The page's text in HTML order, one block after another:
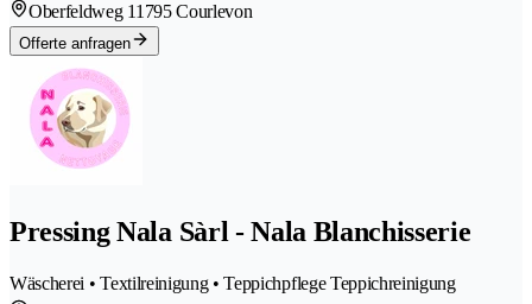
Oberfeldweg 11795 Courlevon
Offerte anfragen
Pressing Nala Sàrl - Nala Blanchisserie
Wäscherei • Textilreinigung • Teppichpflege Teppichreinigung